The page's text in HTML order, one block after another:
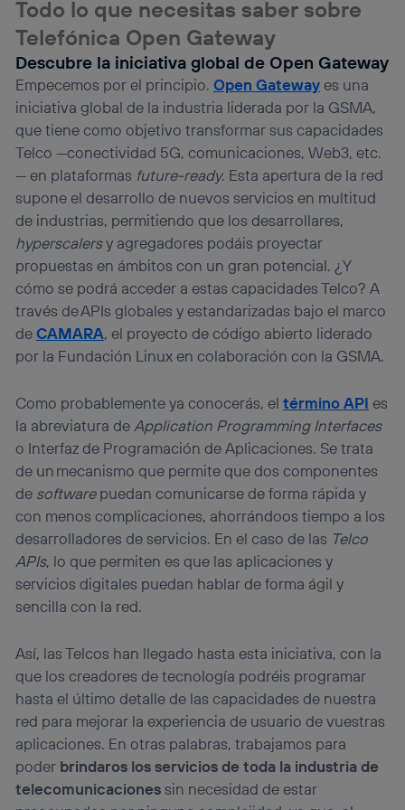
Todo lo que necesitas saber sobre
Telefónica Open Gateway
Descubre la iniciativa global de Open Gateway
Empecemos por el principio.Open Gatewayes una
iniciativa global de la industria liderada por la GSMA,
que tiene como objetivo transformar sus capacidades
Telco —conectividad 5G, comunicaciones, Web3, etc.
— en plataformas future-ready. Esta apertura de la red
supone el desarrollo de nuevos servicios en multitud
de industrias, permitiendo que los desarrollares,
hyperscalersy agregadores podáis proyectar
propuestas en ámbitos con un gran potencial. ¿Y
cómo se podrá acceder a estas capacidades Telco? A
través de APIs globales y estandarizadas bajo el marco
deCAMARA, el proyecto de código abierto liderado
por la Fundación Linux en colaboración con la GSMA.
Como probablemente ya conocerás, eltérmino API es
la abreviatura de Application Programming Interfaces
o Interfaz de Programación de Aplicaciones. Se trata
de un mecanismo que permite que dos componentes
de softwarepuedan comunicarse de forma rápida y
con menos complicaciones, ahorrándoos tiempo a los
desarrolladores de servicios. En el caso de las Telco
APIs, lo que permiten es que las aplicaciones y
servicios digitales puedan hablar de forma ágil y
sencilla con la red.
Así, las Telcos han llegado hasta esta iniciativa, con la
que los creadores de tecnología podréis programar
hasta el último detalle de las capacidades de nuestra
red para mejorar la experiencia de usuario de vuestras
aplicaciones. En otras palabras, trabajamos para
poder brindaros los servicios de toda la industria de
telecomunicacionessin necesidad de estar
Este identificador se asigna a la conexión de internet, por
lo que cualquier persona que conecte su dispositivo y
consienta el uso de la tecnología recibirá el mismo
identificador. Típicamente:
Si utilizas una conexión de banda ancha(p. ej., Wi-Fi),
el marketing o análisis se realizará en función de las
actividades de navegación de los miembros del hogar
que hayan dado su consentimiento.
Si utilizas
datos móviles
, el marketing será más
personalizado, ya que se basará únicamente en la
navegación del usuario del móvil.
Puedes gestionar los consentimientos Utiq seleccionando
“Administrar Utiq” en la parte inferior de esta página web o
visitando el portal de privacidad de Utiq
(“consenthub”)
. Para más información, consulta
la política de privacidad de Utiq.